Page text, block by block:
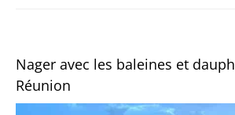
Nager avec les baleines et
Réunion